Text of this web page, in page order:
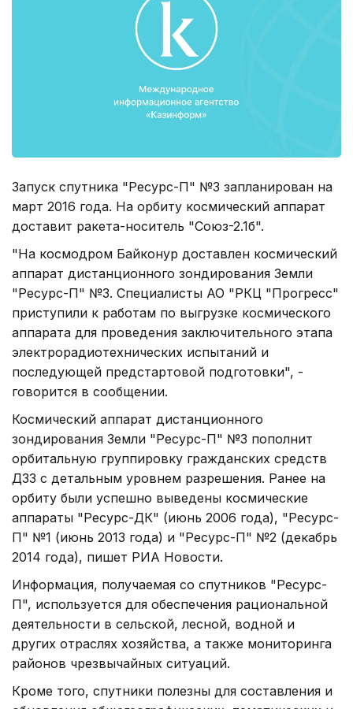
Запуск спутника "Ресурс-П" №3 запланирован на
март 2016 года. На орбиту космический аппарат
доставит ракета-носитель "Союз-2.1б".
"На космодром Байконур доставлен космический
аппарат дистанционного зондирования Земли
"Ресурс-П" №3. Специалисты АО "РКЦ "Прогресс"
приступили к работам по выгрузке космического
аппарата для проведения заключительного этапа
электрорадиотехнических испытаний и
последующей предстартовой подготовки", -
говорится в сообщении.
Космический аппарат дистанционного
зондирования Земли "Ресурс-П" №3 пополнит
орбитальную группировку гражданских средств
ДЗЗ c детальным уровнем разрешения. Ранее на
орбиту были успешно выведены космические
аппараты "Ресурс-ДК" (июнь 2006 года), "Ресурс-
П" №1 (июнь 2013 года) и "Ресурс-П" №2 (декабрь
2014 года), пишет РИА Новости.
Информация, получаемая со спутников "Ресурс-
П", используется для обеспечения рациональной
деятельности в сельской, лесной, водной и
других отраслях хозяйства, а также мониторинга
районов чрезвычайных ситуаций.
Кроме того, спутники полезны для составления и